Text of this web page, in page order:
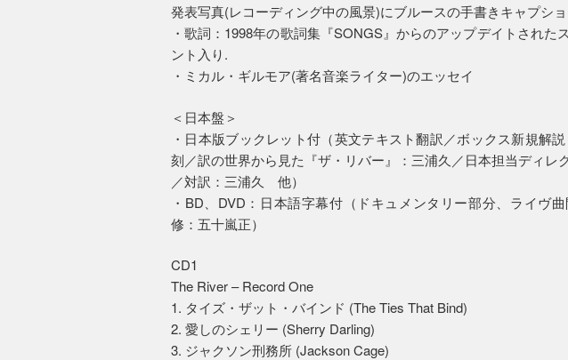
発表写真(レコーディング中の風景)にブルースの手書きキャプシ
・歌詞：1998年の歌詞集『SONGS』からのアップデイトされた
ント入り.
・ミカル・ギルモア(著名音楽ライター)のエッセイ
＜日本盤＞
・日本版ブックレット付（英文テキスト翻訳／ボックス新規解
刻／訳の世界から見た『ザ・リバー』：三浦久／日本担当ディレ
／対訳：三浦久 他）
・BD、DVD：日本語字幕付（ドキュメンタリー部分、ライヴ
修：五十嵐正）
CD1
The River – Record One
1. タイズ・ザット・バインド (The Ties That Bind)
2. 愛しのシェリー (Sherry Darling)
3. ジャクソン刑務所 (Jackson Cage)